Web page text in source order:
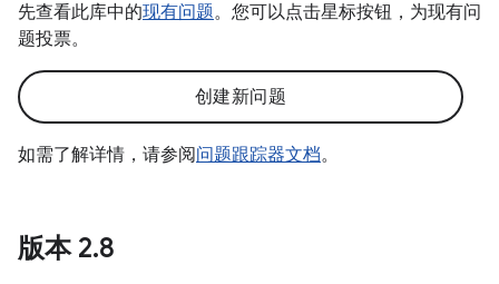
先查看此库中的现有问题。您可以点击星标按钮，为现有问
题投票。
创建新问题
如需了解详情，请参阅问题跟踪器文档。
版本 2.8